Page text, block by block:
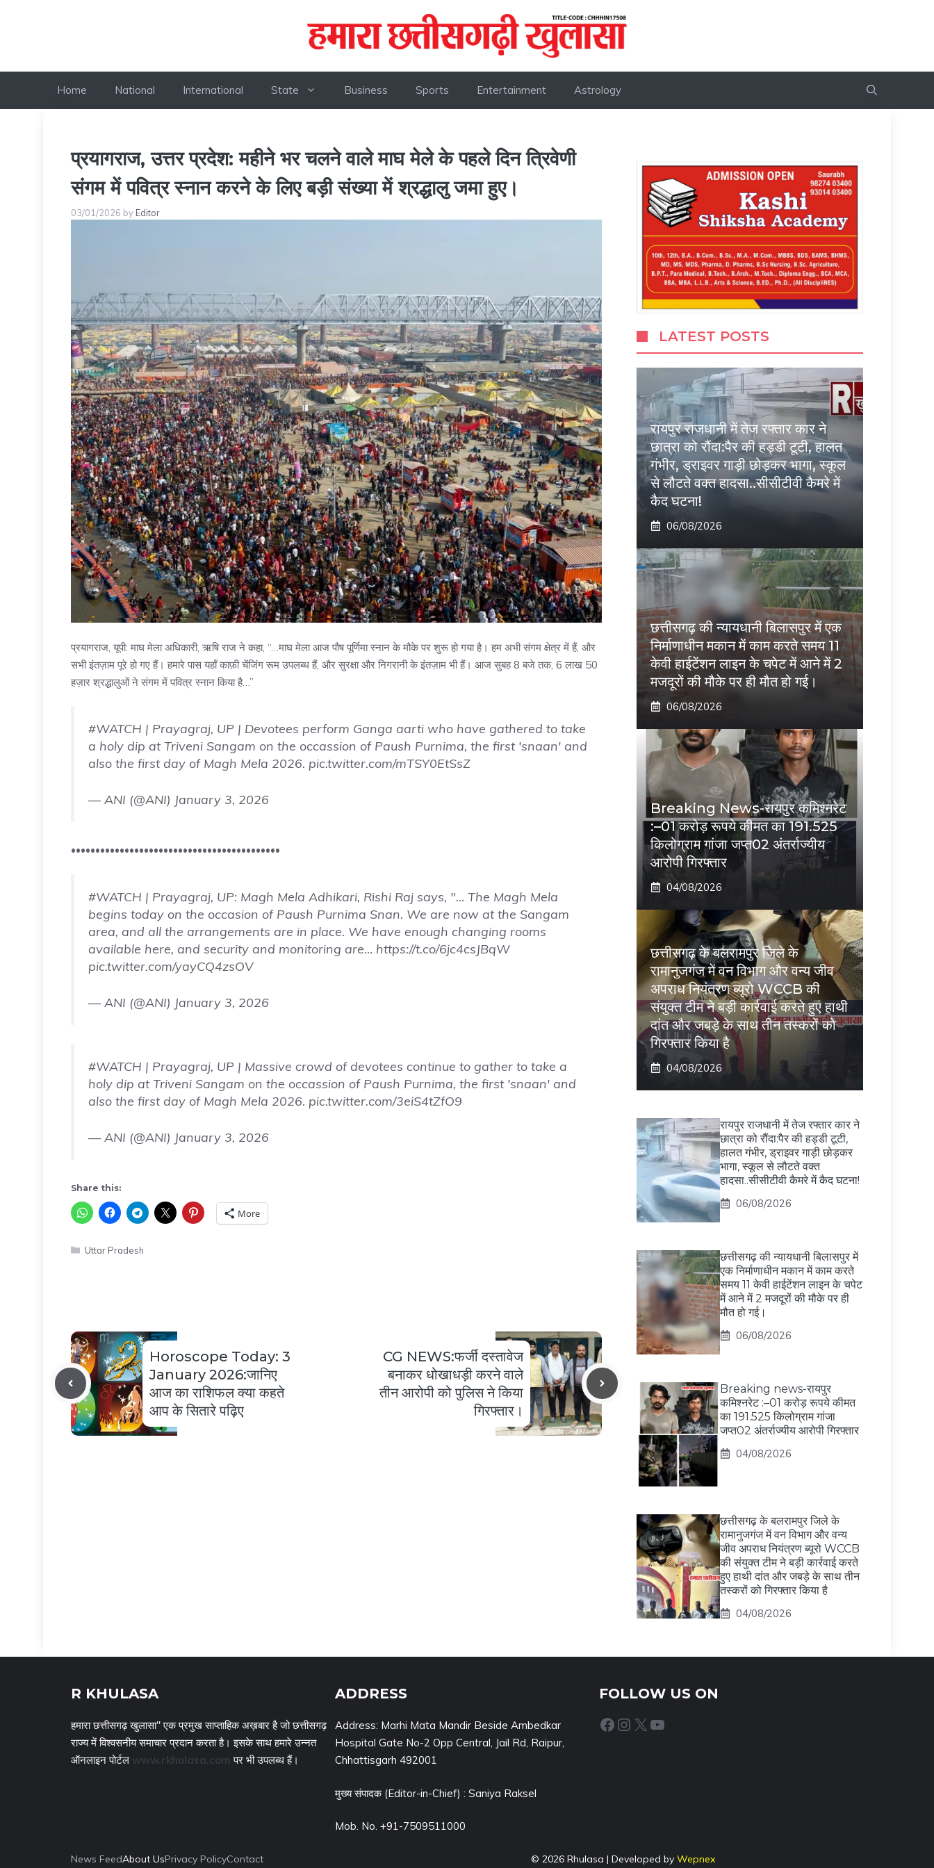
Home National International State Business Sports Entertainment Astrology
प्रयागराज, उत्तर प्रदेश: महीने भर चलने वाले माघ मेले के पहले दिन त्रिवेणी
संगम में पवित्र स्नान करने के लिए बड़ी संख्या में श्रद्धालु जमा हुए।
03/01/2026 by Editor
प्रयागराज, यूपी: माघ मेला अधिकारी, ऋषि राज ने कहा, “…माघ मेला आज पौष पूर्णिमा स्नान के मौके पर शुरू हो गया है। हम अभी संगम क्षेत्र में हैं, और
सभी इंतज़ाम पूरे हो गए हैं। हमारे पास यहाँ काफ़ी चेंजिंग रूम उपलब्ध हैं, और सुरक्षा और निगरानी के इंतज़ाम भी हैं। आज सुबह 8 बजे तक, 6 लाख 50
हज़ार श्रद्धालुओं ने संगम में पवित्र स्नान किया है…”
#WATCH | Prayagraj, UP | Devotees perform Ganga aarti who have gathered to take
a holy dip at Triveni Sangam on the occassion of Paush Purnima, the first 'snaan' and
also the first day of Magh Mela 2026. pic.twitter.com/mTSY0EtSsZ
— ANI (@ANI) January 3, 2026
•••••••••••••••••••••••••••••••••••••••••••
#WATCH | Prayagraj, UP: Magh Mela Adhikari, Rishi Raj says, "… The Magh Mela
begins today on the occasion of Paush Purnima Snan. We are now at the Sangam
area, and all the arrangements are in place. We have enough changing rooms
available here, and security and monitoring are… https://t.co/6jc4csJBqW
pic.twitter.com/yayCQ4zsOV
— ANI (@ANI) January 3, 2026
#WATCH | Prayagraj, UP | Massive crowd of devotees continue to gather to take a
holy dip at Triveni Sangam on the occassion of Paush Purnima, the first 'snaan' and
also the first day of Magh Mela 2026. pic.twitter.com/3eiS4tZfO9
— ANI (@ANI) January 3, 2026
Share this:
More
Categories
Uttar Pradesh
Horoscope Today: 3
January 2026:जानिए
आज का राशिफल क्या कहते
आप के सितारे पढ़िए
CG NEWS:फर्जी दस्तावेज
बनाकर धोखाधड़ी करने वाले
तीन आरोपी को पुलिस ने किया
गिरफ्तार।
LATEST POSTS
रायपुर राजधानी में तेज रफ्तार कार ने
छात्रा को रौंदा:पैर की हड्डी टूटी, हालत
गंभीर, ड्राइवर गाड़ी छोड़कर भागा, स्कूल
से लौटते वक्त हादसा..सीसीटीवी कैमरे में
कैद घटना!
06/08/2026
छत्तीसगढ़ की न्यायधानी बिलासपुर में एक
निर्माणाधीन मकान में काम करते समय 11
केवी हाईटेंशन लाइन के चपेट में आने में 2
मजदूरों की मौके पर ही मौत हो गई।
06/08/2026
Breaking News-रायपुर कमिश्नरेट
:–01 करोड़ रूपये कीमत का 191.525
किलोग्राम गांजा जप्त02 अंतर्राज्यीय
आरोपी गिरफ्तार
04/08/2026
छत्तीसगढ़ के बलरामपुर जिले के
रामानुजगंज में वन विभाग और वन्य जीव
अपराध नियंत्रण ब्यूरो WCCB की
संयुक्त टीम ने बड़ी कार्रवाई करते हुए हाथी
दांत और जबड़े के साथ तीन तस्करों को
गिरफ्तार किया है
04/08/2026
रायपुर राजधानी में तेज रफ्तार कार ने
छात्रा को रौंदा:पैर की हड्डी टूटी,
हालत गंभीर, ड्राइवर गाड़ी छोड़कर
भागा, स्कूल से लौटते वक्त
हादसा..सीसीटीवी कैमरे में कैद घटना!
06/08/2026
छत्तीसगढ़ की न्यायधानी बिलासपुर में
एक निर्माणाधीन मकान में काम करते
समय 11 केवी हाईटेंशन लाइन के चपेट
में आने में 2 मजदूरों की मौके पर ही
मौत हो गई।
06/08/2026
Breaking news-रायपुर
कमिश्नरेट :–01 करोड़ रूपये कीमत
का 191.525 किलोग्राम गांजा
जप्त02 अंतर्राज्यीय आरोपी गिरफ्तार
04/08/2026
छत्तीसगढ़ के बलरामपुर जिले के
रामानुजगंज में वन विभाग और वन्य
जीव अपराध नियंत्रण ब्यूरो WCCB
की संयुक्त टीम ने बड़ी कार्रवाई करते
हुए हाथी दांत और जबड़े के साथ तीन
तस्करों को गिरफ्तार किया है
04/08/2026
R KHULASA
हमारा छत्तीसगढ़ खुलासा" एक प्रमुख साप्ताहिक अख़बार है जो छत्तीसगढ़
राज्य में विश्वसनीय समाचार प्रदान करता है। इसके साथ हमारे उन्नत
ऑनलाइन पोर्टल www.rkhulasa.com पर भी उपलब्ध हैं।
ADDRESS
Address: Marhi Mata Mandir Beside Ambedkar
Hospital Gate No-2 Opp Central, Jail Rd, Raipur,
Chhattisgarh 492001
मुख्य संपादक (Editor-in-Chief) : Saniya Raksel
Mob. No. +91-7509511000
FOLLOW US ON
Facebook Instagram X YouTube
News FeedAbout UsPrivacy PolicyContact © 2026 Rhulasa | Developed by Wepnex